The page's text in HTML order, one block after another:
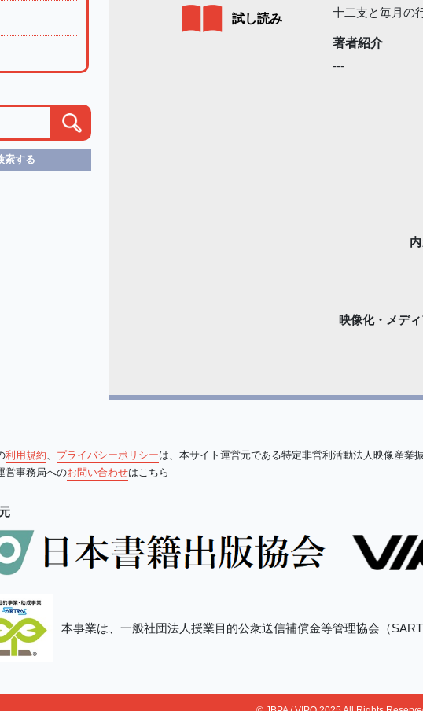
試し読み
十二支と毎月の
著者紹介
---
映像化・ メデ
索する
利用規約 プライバシーポリシーは、本サイト運営元である特定非営利活動法人映像産業
営事務局へのお問い合わせはこちら
本事業は、一般社団法人授業目的公衆送信補償金等管理協会（